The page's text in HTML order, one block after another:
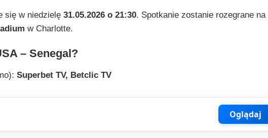
się w niedzielę 31.05.2026 o 21:30. Spotkanie zostanie rozegrane na
w Charlotte.
– Senegal?
Superbet TV, Betclic TV
Oglądaj